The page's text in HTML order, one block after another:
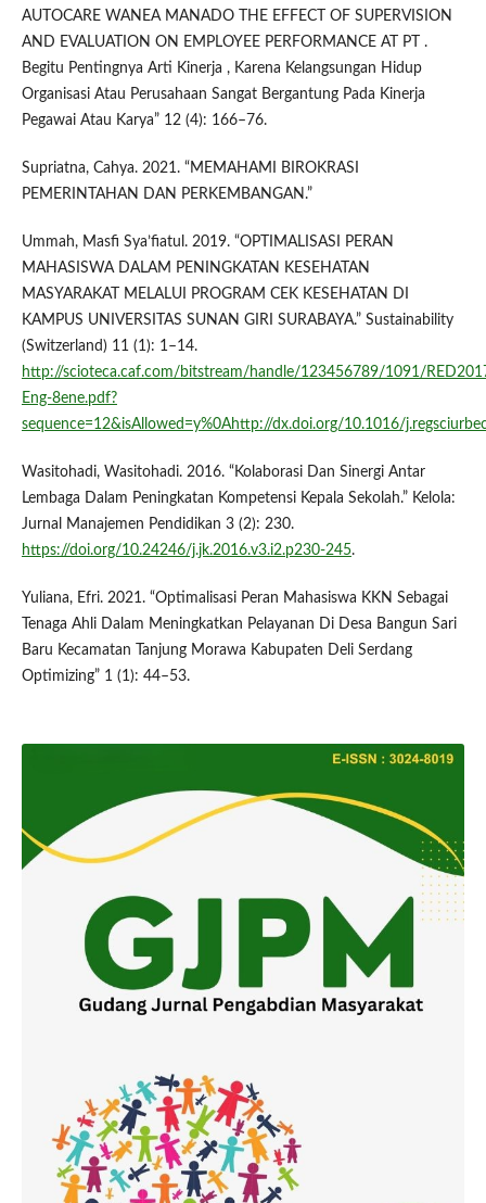
AUTOCARE WANEA MANADO THE EFFECT OF SUPERVISION
AND EVALUATION ON EMPLOYEE PERFORMANCE AT PT .
Begitu Pentingnya Arti Kinerja , Karena Kelangsungan Hidup
Organisasi Atau Perusahaan Sangat Bergantung Pada Kinerja
Pegawai Atau Karya” 12 (4): 166–76.
Supriatna, Cahya. 2021. “MEMAHAMI BIROKRASI
PEMERINTAHAN DAN PERKEMBANGAN.”
Ummah, Masfi Sya’fiatul. 2019. “OPTIMALISASI PERAN
MAHASISWA DALAM PENINGKATAN KESEHATAN
MASYARAKAT MELALUI PROGRAM CEK KESEHATAN DI
KAMPUS UNIVERSITAS SUNAN GIRI SURABAYA.” Sustainability
(Switzerland) 11 (1): 1–14.
http://scioteca.caf.com/bitstream/handle/123456789/1091/
Eng-8ene.pdf?
sequence=12&isAllowed=y%0Ahttp://dx.doi.org/10.1016/
Wasitohadi, Wasitohadi. 2016. “Kolaborasi Dan Sinergi Antar
Lembaga Dalam Peningkatan Kompetensi Kepala Sekolah.” Kelola:
Jurnal Manajemen Pendidikan 3 (2): 230.
https://doi.org/10.24246/j.jk.2016.v3.i2.p230-245.
Yuliana, Efri. 2021. “Optimalisasi Peran Mahasiswa KKN Sebagai
Tenaga Ahli Dalam Meningkatkan Pelayanan Di Desa Bangun Sari
Baru Kecamatan Tanjung Morawa Kabupaten Deli Serdang
Optimizing” 1 (1): 44–53.